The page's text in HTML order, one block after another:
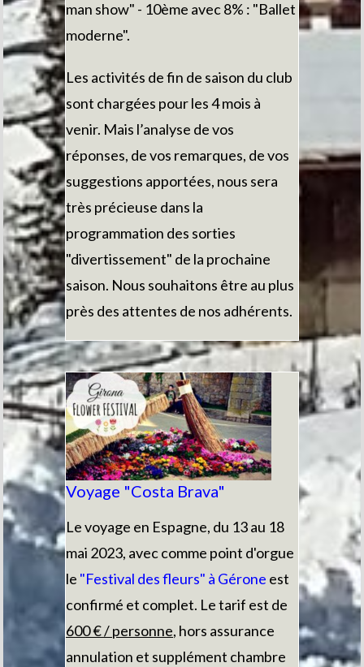
man show" - 10ème avec 8% : "Ballet
moderne".
Les activités de fin de saison du club
sont chargées pour les 4 mois à
venir. Mais l’analyse de vos
réponses, de vos remarques, de vos
suggestions apportées, nous sera
très précieuse dans la
programmation des sorties
"divertissement" de la prochaine
saison. Nous souhaitons être au plus
près des attentes de nos adhérents.
Voyage "Costa Brava"
Le voyage en Espagne, du 13 au 18
mai 2023, avec comme point d'orgue
le "Festival des fleurs" à Gérone est
confirmé et complet. Le tarif est de
600 € / personne, hors assurance
annulation et supplément chambre